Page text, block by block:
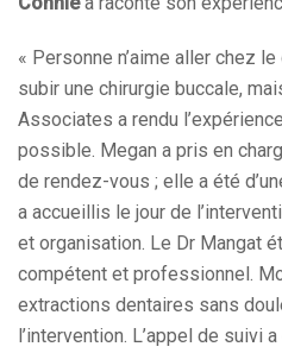
« Personne n’aime aller chez
subir une chirurgie buccale,
Associates a rendu
possible. Megan a pris en
de rendez-vous ; elle a été
a accueillis le jour de
et organisation. Le Dr Mangat
compétent et professionnel.
extractions dentaires sans
l’intervention. L’appel de suivi